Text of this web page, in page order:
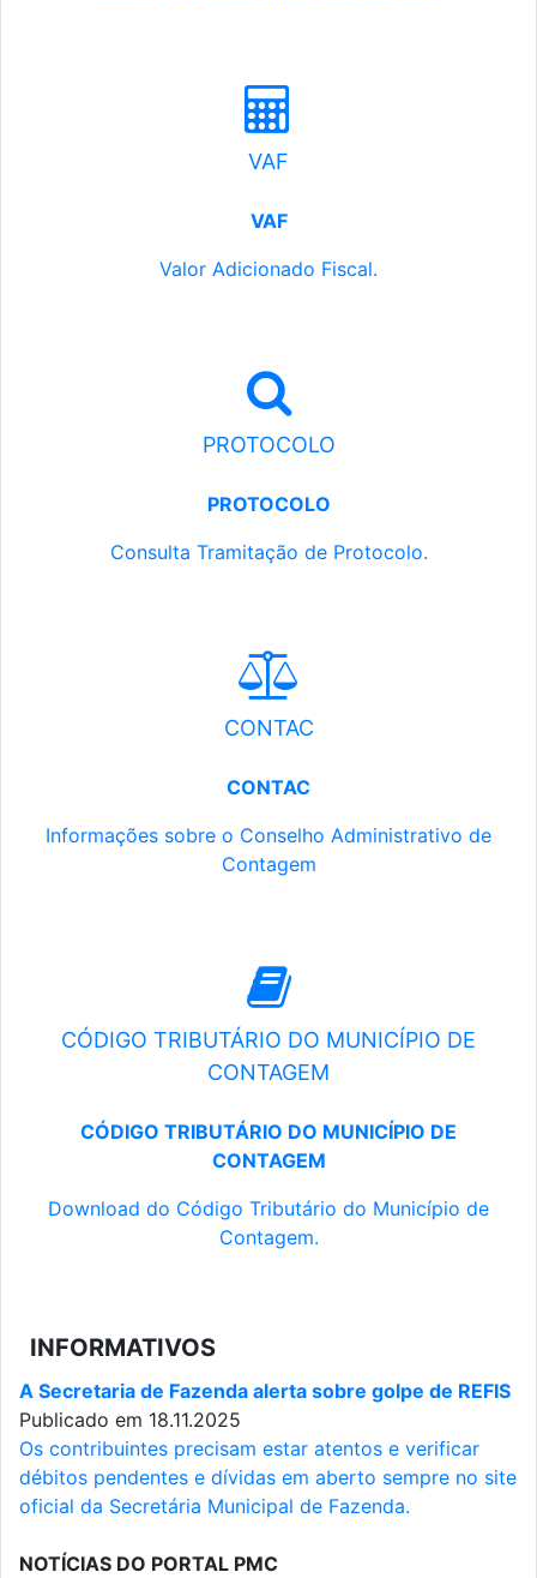
VAF
VAF
Valor Adicionado Fiscal.
PROTOCOLO
PROTOCOLO
Consulta Tramitação de Protocolo.
CONTAC
CONTAC
Informações sobre o Conselho Administrativo de
Contagem
CÓDIGO TRIBUTÁRIO DO MUNICÍPIO DE
CONTAGEM
CÓDIGO TRIBUTÁRIO DO MUNICÍPIO DE
CONTAGEM
Download do Código Tributário do Município de
Contagem.
INFORMATIVOS
A Secretaria de Fazenda alerta sobre golpe de REFIS
Publicado em 18.11.2025
Os contribuintes precisam estar atentos e verificar
débitos pendentes e dívidas em aberto sempre no site
oficial da Secretária Municipal de Fazenda.
NOTÍCIAS DO PORTAL PMC